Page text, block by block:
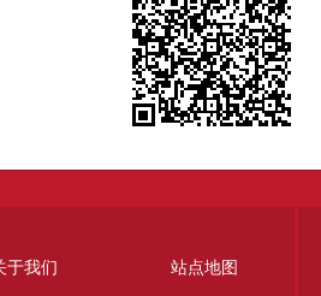
于我们 站点地图